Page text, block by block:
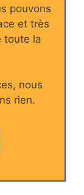
pouvons
et très
toute la
nous
rien.